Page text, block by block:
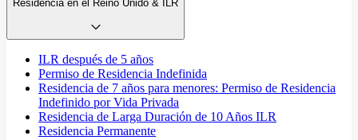
Residencia en el Reino Unido & ILR
ILR después de 5 años
Permiso de Residencia Indefinida
Residencia de 7 años para menores: Permiso de Residencia
Indefinido por Vida Privada
Residencia de Larga Duración de 10 Años ILR
Residencia Permanente